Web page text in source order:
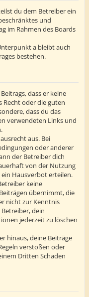
du dem Betreiber ein
und
im Rahmen des Boards
a bleibt auch
bestehen.
dass er keine
Recht oder die guten
dass du das
verwendeten Links und
aus. Bei
oder anderer
der Betreiber dich
von der Nutzung
Hausverbot erteilen.
keine
übernimmt, die
nicht zur Kenntnis
dein
jederzeit zu löschen
hinaus, deine Beiträge
verstoßen oder
Dritten Schaden